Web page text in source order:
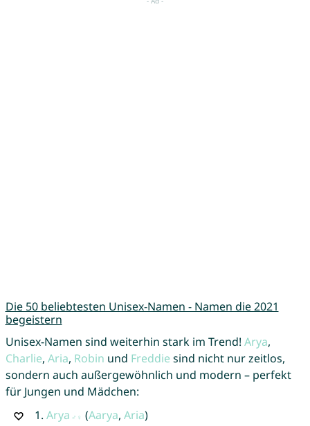
Die 50 beliebtesten Unisex-Namen - Namen die 2021
begeistern
Unisex-Namen sind weiterhin stark im Trend! Arya,
Charlie, Aria, Robin und Freddie sind nicht nur zeitlos,
sondern auch außergewöhnlich und modern – perfekt
für Jungen und Mädchen:
1. Arya (Aarya, Aria)